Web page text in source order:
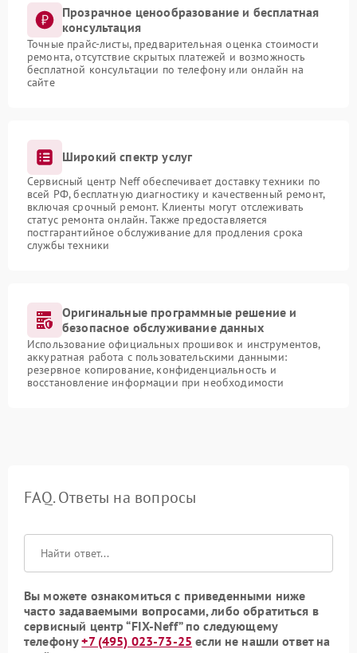
Прозрачное ценообразование и бесплатная
консультация
Точные прайс-листы, предварительная оценка стоимости
ремонта, отсутствие скрытых платежей и возможность
бесплатной консультации по телефону или онлайн на
сайте
Широкий спектр услуг
Сервисный центр Neff обеспечивает доставку техники по
всей РФ, бесплатную диагностику и качественный ремонт,
включая срочный ремонт. Клиенты могут отслеживать
статус ремонта онлайн. Также предоставляется
постгарантийное обслуживание для продления срока
службы техники
Оригинальные программные решение и
безопасное обслуживание данных
Использование официальных прошивок и инструментов,
аккуратная работа с пользовательскими данными:
резервное копирование, конфиденциальность и
восстановление информации при необходимости
FAQ. Ответы на вопросы
Вы можете ознакомиться с приведенными ниже
часто задаваемыми вопросами, либо обратиться в
сервисный центр “FIX-Neff” по следующему
телефону+7 (495) 023-73-25 если не нашли ответ на